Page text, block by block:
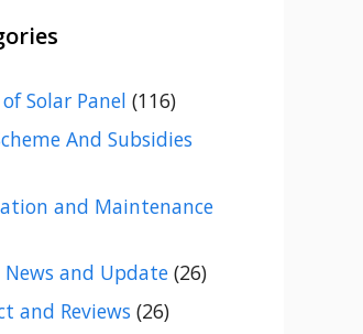
Solar Panel (116)
And Subsidies
and Maintenance
and Update (26)
and Reviews (26)